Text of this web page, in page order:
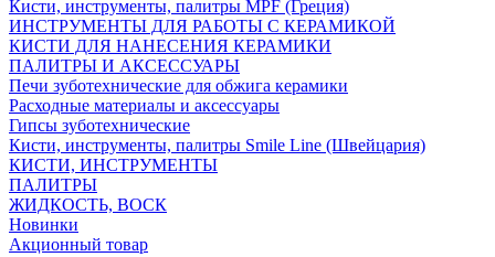
Кисти, инструменты, палитры MPF (Греция)
ИНСТРУМЕНТЫ ДЛЯ РАБОТЫ С КЕРАМИКОЙ
КИСТИ ДЛЯ НАНЕСЕНИЯ КЕРАМИКИ
ПАЛИТРЫ И АКСЕССУАРЫ
Печи зуботехнические для обжига керамики
Расходные материалы и аксессуары
Гипсы зуботехнические
Кисти, инструменты, палитры Smile Line (Швейцария)
КИСТИ, ИНСТРУМЕНТЫ
ПАЛИТРЫ
ЖИДКОСТЬ, ВОСК
Новинки
Акционный товар